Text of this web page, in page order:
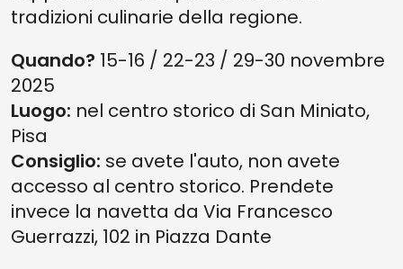
tradizioni culinarie della regione.
Quando? 15-16 / 22-23 / 29-30 novembre
2025
Luogo: nel centro storico di San Miniato,
Pisa
Consiglio: se avete l'auto, non avete
accesso al centro storico. Prendete
invece la navetta da Via Francesco
Guerrazzi, 102 in Piazza Dante